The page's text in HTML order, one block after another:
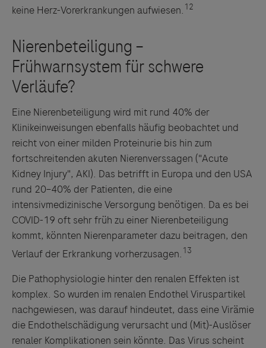
keine Herz-Vorerkrankungen aufwiesen. 12
Eine Nierenbeteiligung wird mit rund 40% der
Klinikeinweisungen ebenfalls häufig beobachtet und
reicht von einer milden Proteinurie bis hin zum
fortschreitenden akuten Nierenverssagen ("Acute
Kidney Injury", AKI). Das betrifft in Europa und den USA
rund 20–40% der Patienten, die eine
intensivmedizinische Versorgung benötigen. Da es bei
COVID-19 oft sehr früh zu einer Nierenbeteiligung
kommt, könnten Nierenparameter dazu beitragen, den
Verlauf der Erkrankung vorherzusagen. 13
Die Pathophysiologie hinter den renalen Effekten ist
komplex. So wurden im renalen Endothel Viruspartikel
nachgewiesen, was darauf hindeutet, dass eine Virämie
die Endothelschädigung verursacht und (Mit)-Auslöser
renaler Komplikationen sein könnte. Das Virus scheint